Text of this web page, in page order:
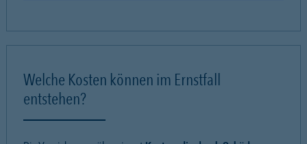
Welche Kosten können im Ernstfall
entstehen?